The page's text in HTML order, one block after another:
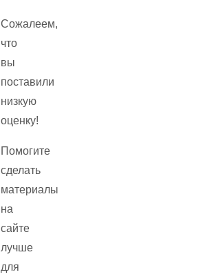
Сожалеем,
что
вы
поставили
низкую
оценку!
Помогите
сделать
материалы
на
сайте
лучше
для